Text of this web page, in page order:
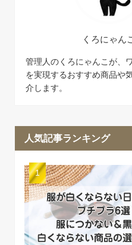
くろにゃん
管理人のくろにゃんこが、
を実現するおすすめ商品や
介します。
人気記事ランキング